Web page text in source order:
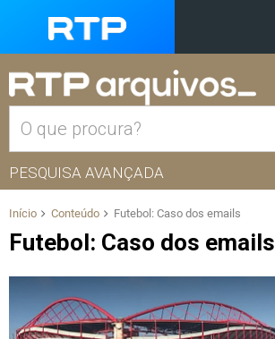
PESQUISA AVANÇADA
Início Conteúdo Futebol: Caso dos emails
Futebol: Caso dos emails